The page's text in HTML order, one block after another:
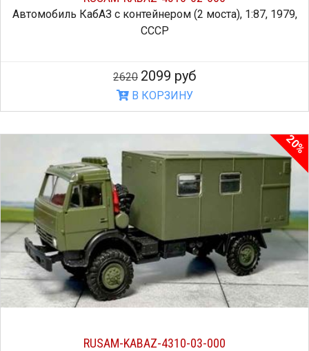
Автомобиль КабАЗ с контейнером (2 моста), 1:87, 1979,
СССР
2620 2099 руб
В КОРЗИНУ
RUSAM-KABAZ-4310-03-000
20%